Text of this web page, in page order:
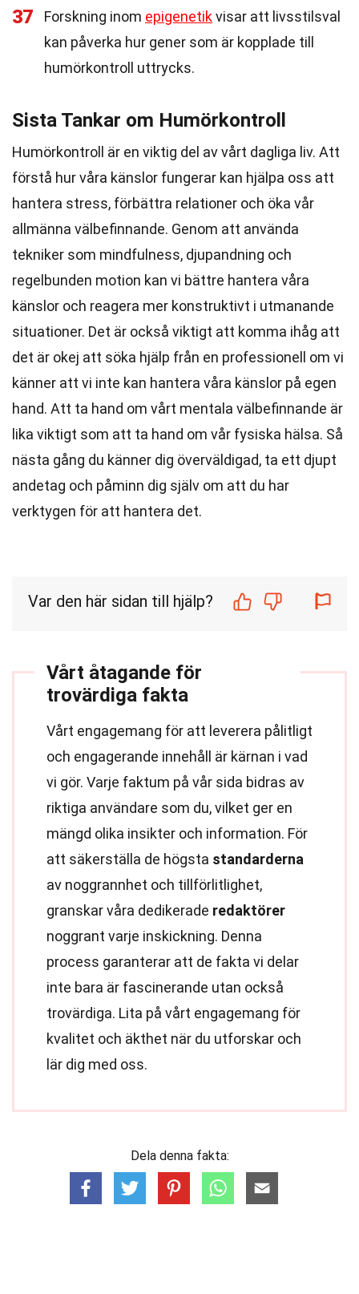
37 Forskning inom epigenetikvisar att livsstilsval
kan påverka hur gener som är kopplade till
humörkontroll uttrycks.
Sista Tankar om Humörkontroll
Humörkontroll är en viktig del av vårt dagliga liv. Att
förstå hur våra känslor fungerar kan hjälpa oss att
hantera stress, förbättra relationer och öka vår
allmänna välbefinnande. Genom att använda
tekniker som mindfulness, djupandning och
regelbunden motion kan vi bättre hantera våra
känslor och reagera mer konstruktivt i utmanande
situationer. Det är också viktigt att komma ihåg att
det är okej att söka hjälp från en professionell om vi
känner att vi inte kan hantera våra känslor på egen
hand. Att ta hand om vårt mentala välbefinnande är
lika viktigt som att ta hand om vår fysiska hälsa. Så
nästa gång du känner dig överväldigad, ta ett djupt
andetag och påminn dig själv om att du har
verktygen för att hantera det.
Var den här sidan till hjälp?
Vårt åtagande för
trovärdiga fakta
Vårt engagemang för att leverera pålitligt
och engagerande innehåll är kärnan i vad
vi gör. Varje faktum på vår sida bidras av
riktiga användare som du, vilket ger en
mängd olika insikter och information. För
att säkerställa de högsta standarderna
av noggrannhet och tillförlitlighet,
granskar våra dedikerade redaktörer
noggrant varje inskickning. Denna
process garanterar att de fakta vi delar
inte bara är fascinerande utan också
trovärdiga. Lita på vårt engagemang för
kvalitet och äkthet när du utforskar och
lär dig med oss.
Dela denna fakta: